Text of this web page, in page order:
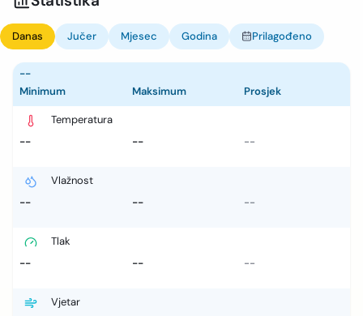
Danas Jučer Mjesec Godina Prilagođeno
--
Minimum
Maksimum Prosjek
Temperatura
--
-- --
Vlažnost
--
-- --
Tlak
--
-- --
Vjetar